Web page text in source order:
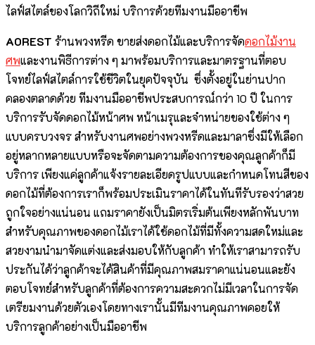
ไลฟ์สไตล์ของโลกวิถีใหม่ บริการด้วยทีมงานมืออาชีพ
AOREST ร้านพวงหรีด ขายส่งดอกไม้และบริการจัดดอกไม้งาน
ศพและงานพิธีการต่าง ๆ มาพร้อมบริการและมาตรฐานที่ตอบ
โจทย์ไลฟ์สไตล์การใช้ชีวิตในยุคปัจจุบัน ซึ่งตั้งอยู่ในย่านปาก
คลองตลาดด้วย ทีมงานมืออาชีพประสบการณ์กว่า 10 ปี ในการ
บริการรับจัดดอกไม้หน้าศพ หน้าเมรุและจำหน่ายของใช้ต่าง ๆ
แบบครบวงจร สำหรับงานศพอย่างพวงหรีดและมาลาซึ่งมีให้เลือก
อยู่หลากหลายแบบหรือจะจัดตามความต้องการของคุณลูกค้าก็มี
บริการ เพียงแค่ลูกค้าแจ้งรายละเอียดรูปแบบและกำหนดโทนสีของ
ดอกไม้ที่ต้องการเราก็พร้อมประเมินราคาได้ในทันทีรับรองว่าสวย
ถูกใจอย่างแน่นอน แถมราคายังเป็นมิตรเริ่มต้นเพียงหลักพันบาท
สำหรับคุณภาพของดอกไม้เราได้ใช้ดอกไม้ที่มีทั้งความสดใหม่และ
สวยงามนำมาจัดแต่งและส่งมอบให้กับลูกค้า ทำให้เราสามารถรับ
ประกันได้ว่าลูกค้าจะได้สินค้าที่มีคุณภาพสมราคาแน่นอนและยัง
ตอบโจทย์สำหรับลูกค้าที่ต้องการความสะดวกไม่มีเวลาในการจัด
เตรียมงานด้วยตัวเองโดยทางเรานั้นมีทีมงานคุณภาพคอยให้
บริการลูกค้าอย่างเป็นมืออาชีพ